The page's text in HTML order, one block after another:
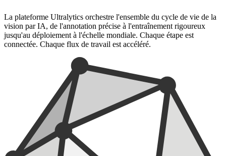
La plateforme Ultralytics orchestre l'ensemble du cycle de vie de la
vision par IA, de l'annotation précise à l'entraînement rigoureux
jusqu'au déploiement à l'échelle mondiale. Chaque étape est
connectée. Chaque flux de travail est accéléré.